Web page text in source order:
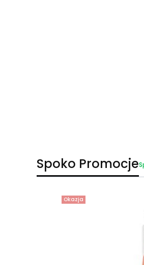
Spoko Promocje
Okazja